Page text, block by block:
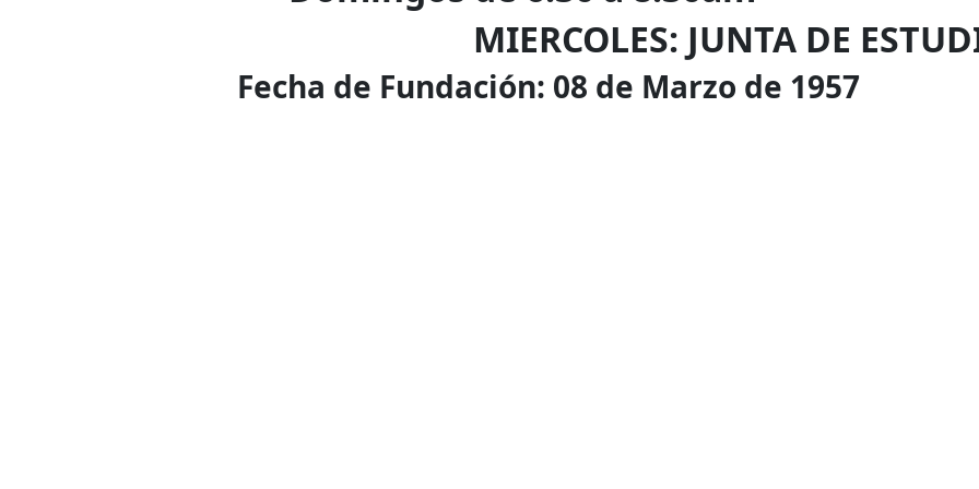
MIERCOLES: JUNTA DE
Fecha de Fundación: 08 de Marzo de 1957